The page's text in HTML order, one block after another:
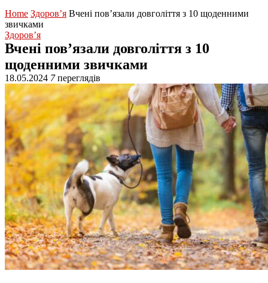
Home Здоров’я Вчені пов’язали довголіття з 10 щоденними
звичками
Здоров’я
Вчені пов’язали довголіття з 10
щоденними звичками
18.05.2024 7переглядів